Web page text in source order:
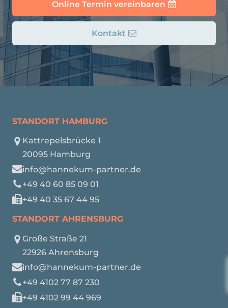
Online Termin vereinbaren
Kontakt
STANDORT HAMBURG
Kattrepelsbrücke 1
20095 Hamburg
info@hannekum-partner.de
+49 40 60 85 09 01
+49 40 35 67 44 95
STANDORT AHRENSBURG
Große Straße 21
22926 Ahrensburg
info@hannekum-partner.de
+49 4102 77 87 230
+49 4102 99 44 969